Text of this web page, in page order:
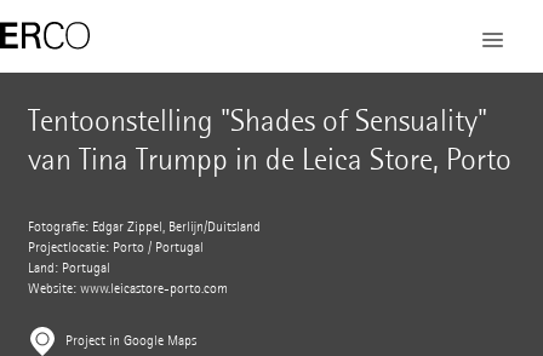
Tentoonstelling "Shades of Sensuality"
van Tina Trumpp in de Leica Store, Porto
Fotografie: Edgar Zippel, Berlijn/Duitsland
Projectlocatie: Porto / Portugal
Land: Portugal
Website: www.leicastore-porto.com
Project in Google Maps